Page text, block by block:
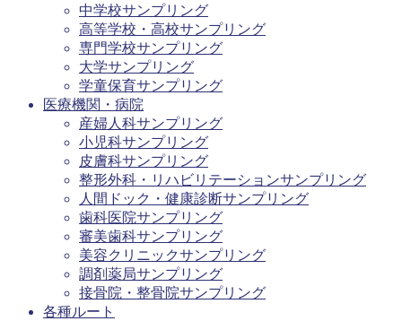
中学校サンプリング
高等学校・高校サンプリング
専門学校サンプリング
大学サンプリング
学童保育サンプリング
医療機関・病院
産婦人科サンプリング
小児科サンプリング
皮膚科サンプリング
整形外科・リハビリテーションサンプリング
人間ドック・健康診断サンプリング
歯科医院サンプリング
審美歯科サンプリング
美容クリニックサンプリング
調剤薬局サンプリング
接骨院・整骨院サンプリング
各種ルート